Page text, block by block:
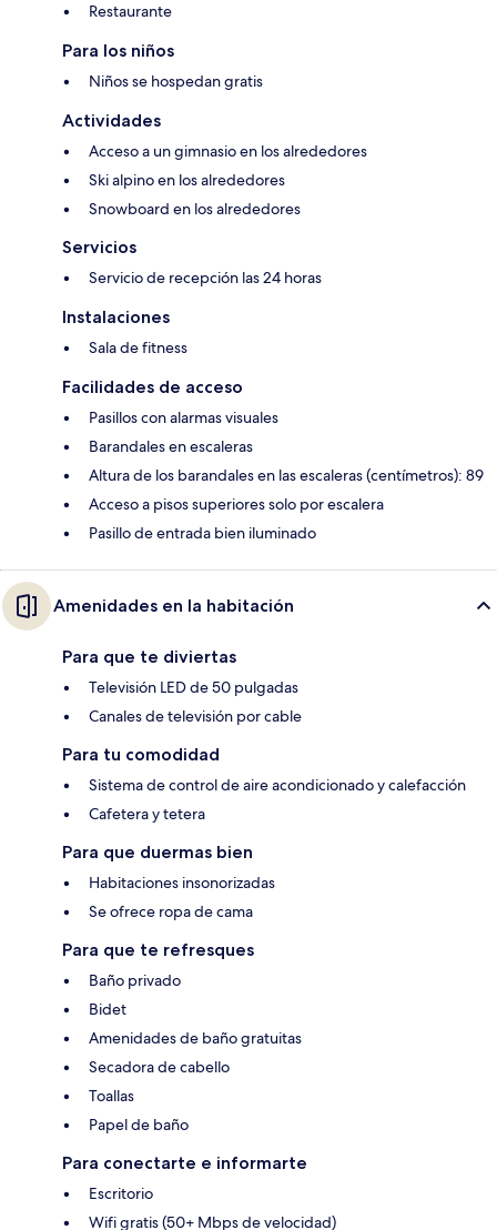
Restaurante
Para los niños
Niños se hospedan gratis
Actividades
Acceso a un gimnasio en los alrededores
Ski alpino en los alrededores
Snowboard en los alrededores
Servicios
Servicio de recepción las 24 horas
Instalaciones
Sala de fitness
Facilidades de acceso
Pasillos con alarmas visuales
Barandales en escaleras
Altura de los barandales en las escaleras (centímetros): 89
Acceso a pisos superiores solo por escalera
Pasillo de entrada bien iluminado
Amenidades en la habitación
Para que te diviertas
Televisión LED de 50 pulgadas
Canales de televisión por cable
Para tu comodidad
Sistema de control de aire acondicionado y calefacción
Cafetera y tetera
Para que duermas bien
Habitaciones insonorizadas
Se ofrece ropa de cama
Para que te refresques
Baño privado
Bidet
Amenidades de baño gratuitas
Secadora de cabello
Toallas
Papel de baño
Para conectarte e informarte
Escritorio
Wifi gratis (50+ Mbps de velocidad)